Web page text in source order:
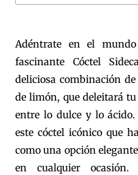
Adéntrate en el
fascinante Cóctel
deliciosa combinación
de limón, que deleitará
entre lo dulce y lo ácido.
este cóctel icónico que
como una opción
en cualquier